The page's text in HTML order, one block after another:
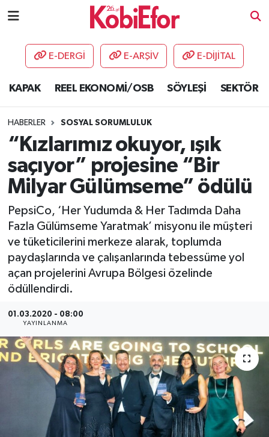
E-DERGİ E-ARŞİV E-DİJİTAL
KAPAK REEL EKONOMİ/OSB SÖYLEŞİ SEKTÖR
HABERLER SOSYAL SORUMLULUK
“Kızlarımız okuyor, ışık
saçıyor” projesine “Bir
Milyar Gülümseme” ödülü
PepsiCo, ‘Her Yudumda & Her Tadımda Daha
Fazla Gülümseme Yaratmak’ misyonu ile müşteri
ve tüketicilerini merkeze alarak, toplumda
paydaşlarında ve çalışanlarında tebessüme yol
açan projelerini Avrupa Bölgesi özelinde
ödüllendirdi.
01.03.2020 - 08:00
YAYINLANMA
AKADEMİ
DESTEK-TEŞVİK
ETKİNLİK
GÜNCEL
HABERLER
KAPAK
OSB
SEKTÖR
ŞİRKET PANO
SÖYLEŞİ
ÜLKE
YAŞAM